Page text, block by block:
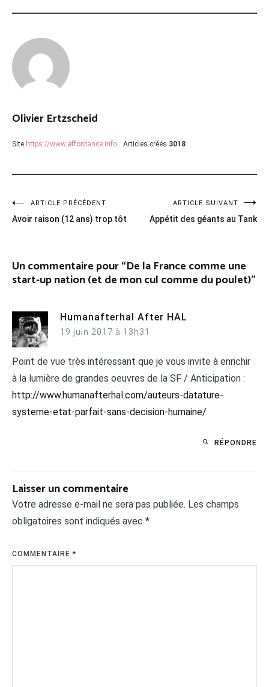
Olivier Ertzscheid
Site https://www.affordance.info Articles créés 3018
Navigation
de
ARTICLE PRÉCÉDENT
Avoir raison (12 ans) trop tôt
ARTICLE SUIVANT
Appétit des géants au Tank
Un commentaire pour “De la France comme une
start-up nation (et de mon cul comme du poulet)”
Humanafterhal After HAL
19 juin 2017 à 13h31
Point de vue très intéressant que je vous invite à enrichir
à la lumière de grandes oeuvres de la SF / Anticipation :
http://www.humanafterhal.com/auteurs-datature-
systeme-etat-parfait-sans-decision-humaine/
RÉPONDRE
Laisser un commentaire
Votre adresse e-mail ne sera pas publiée. Les champs
obligatoires sont indiqués avec *
COMMENTAIRE*